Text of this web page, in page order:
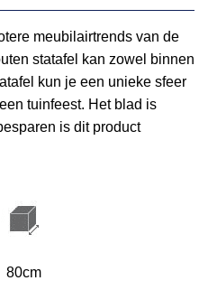
meubilairtrends van de
statafel kan zowel binnen
kun je een unieke sfeer
tuinfeest. Het blad is
is dit product
80cm